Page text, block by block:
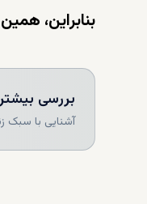
بنابراین،
بررسی
آشنایی با سبک